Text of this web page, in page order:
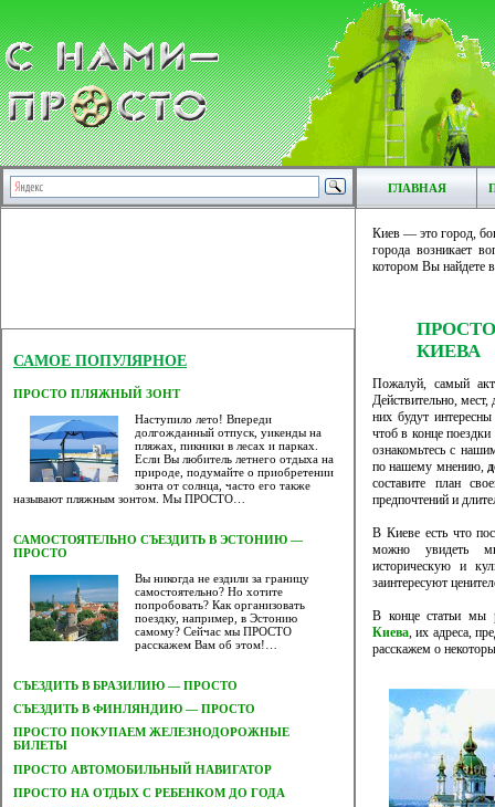
ГЛАВНАЯ
САМОЕ ПОПУЛЯРНОЕ
ПРОСТО ПЛЯЖНЫЙ ЗОНТ
Наступило лето! Впереди
долгожданный отпуск, уикенды на
пляжах, пикники в лесах и парках.
Если Вы любитель летнего отдыха на
природе, подумайте о приобретении
зонта от солнца, часто его также
называют пляжным зонтом. Мы ПРОСТО…
САМОСТОЯТЕЛЬНО СЪЕЗДИТЬ В ЭСТОНИЮ —
ПРОСТО
Вы никогда не ездили за границу
самостоятельно? Но хотите
попробовать? Как организовать
поездку, например, в Эстонию
самому? Сейчас мы ПРОСТО
расскажем Вам об этом!…
СЪЕЗДИТЬ В БРАЗИЛИЮ — ПРОСТО
СЪЕЗДИТЬ В ФИНЛЯНДИЮ — ПРОСТО
ПРОСТО ПОКУПАЕМ ЖЕЛЕЗНОДОРОЖНЫЕ
БИЛЕТЫ
ПРОСТО АВТОМОБИЛЬНЫЙ НАВИГАТОР
ПРОСТО НА ОТДЫХ С РЕБЕНКОМ ДО ГОДА
Киев — это город,
города возникает
котором Вы найдете
КИЕВА
Пожалуй, самый
Действительно,
них будут
чтоб в конце
ознакомьтесь с
по нашему мнению,
составите план
предпочтений и
В Киеве есть что
можно увидеть
историческую и
заинтересуют
В конце статьи мы
Киева, их адреса,
расскажем о